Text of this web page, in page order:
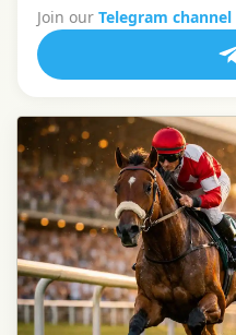
Join our Telegram channel